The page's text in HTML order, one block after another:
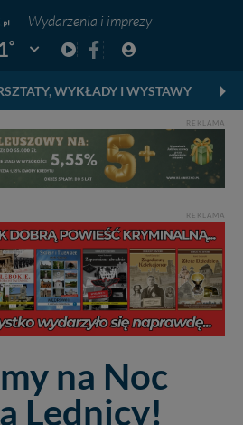
Wydarzenia i imprezy
° Pogoda: Gniezno
WYKŁADY I WYSTAWY
REKLAMA
REKLAMA
na Noc
Lednicy!